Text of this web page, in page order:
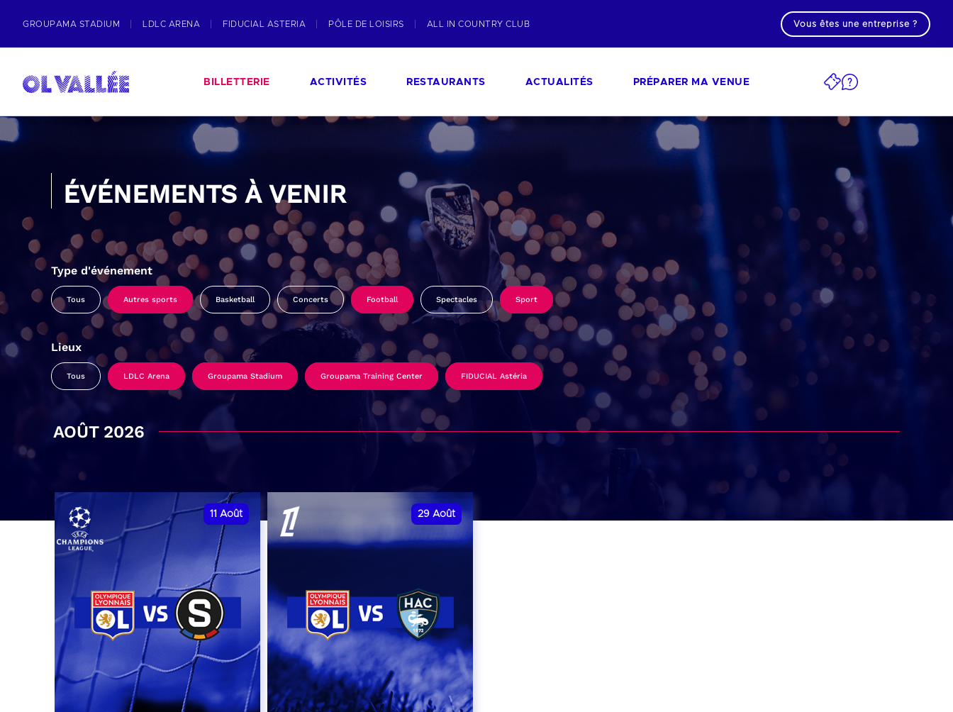
GROUPAMA STADIUM LDLC ARENA FIDUCIAL ASTERIA PÔLE DE LOISIRS ALL IN COUNTRY CLUB Vous êtes une entreprise ?
BILLETTERIE ACTIVITÉS RESTAURANTS ACTUALITÉS PRÉPARER MA VENUE
ÉVÉNEMENTS À VENIR
Type d'événement
Tous Autres sports Basketball Concerts Football Spectacles Sport
Lieux
Tous LDLC Arena Groupama Stadium Groupama Training Center FIDUCIAL Astéria
AOÛT 2026
11 Août 29 Août